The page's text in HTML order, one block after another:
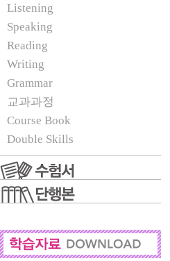
Listening
Speaking
Reading
Writing
Grammar
교과과정
Course Book
Double Skills